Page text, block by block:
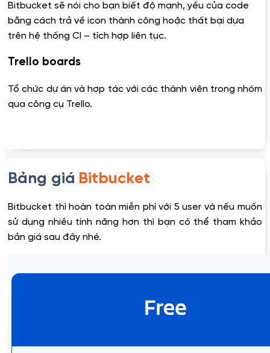
Bitbucket sẽ nói cho bạn biết độ mạnh, yếu của code
bằng cách trả về icon thành công hoặc thất bại dựa
trên hệ thống CI – tích hợp liên tục.
Trello boards
Tổ chức dự án và hợp tác với các thành viên trong nhóm
qua công cụ Trello.
Bảng giá Bitbucket
Bitbucket thì hoàn toàn miễn phí với 5 user và nếu muốn
sử dụng nhiều tính năng hơn thì bạn có thể tham khảo
bản giá sau đây nhé.